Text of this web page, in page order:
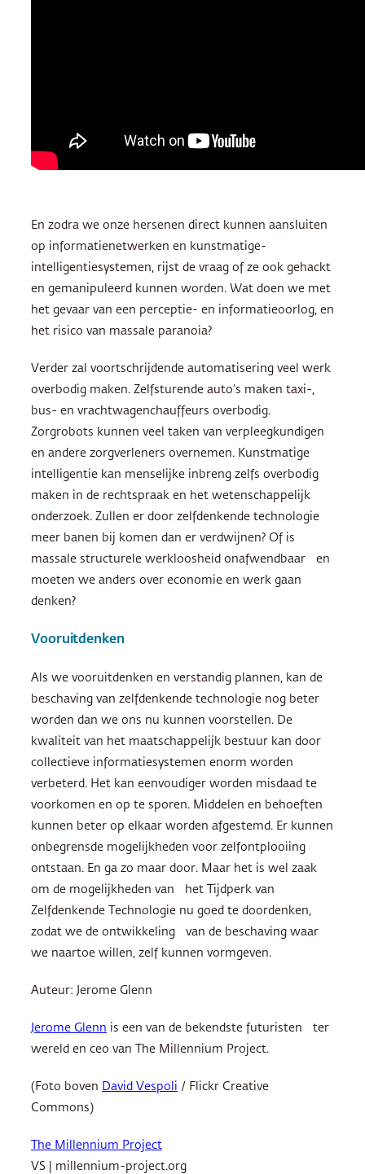
En zodra we onze hersenen direct kunnen aansluiten
op informatienetwerken en kunstmatige-
intelligentiesystemen, rijst de vraag of ze ook gehackt
en gemanipuleerd kunnen worden. Wat doen we met
het gevaar van een perceptie- en informatieoorlog, en
het risico van massale paranoia?
Verder zal voortschrijdende automatisering veel werk
overbodig maken. Zelfsturende auto’s maken taxi-,
bus- en vrachtwagenchauffeurs overbodig.
Zorgrobots kunnen veel taken van verpleegkundigen
en andere zorgverleners overnemen. Kunstmatige
intelligentie kan menselijke inbreng zelfs overbodig
maken in de rechtspraak en het wetenschappelijk
onderzoek. Zullen er door zelfdenkende technologie
meer banen bij komen dan er verdwijnen? Of is
massale structurele werkloosheid onafwendbaar en
moeten we anders over economie en werk gaan
denken?
Vooruitdenken
Als we vooruitdenken en verstandig plannen, kan de
beschaving van zelfdenkende technologie nog beter
worden dan we ons nu kunnen voorstellen. De
kwaliteit van het maatschappelijk bestuur kan door
collectieve informatiesystemen enorm worden
verbeterd. Het kan eenvoudiger worden misdaad te
voorkomen en op te sporen. Middelen en behoeften
kunnen beter op elkaar worden afgestemd. Er kunnen
onbegrensde mogelijkheden voor zelfontplooiing
ontstaan. En ga zo maar door. Maar het is wel zaak
om de mogelijkheden van het Tijdperk van
Zelfdenkende Technologie nu goed te doordenken,
zodat we de ontwikkeling van de beschaving waar
we naartoe willen, zelf kunnen vormgeven.
Auteur: Jerome Glenn
Jerome Glenn is een van de bekendste futuristen ter
wereld en ceo van The Millennium Project.
(Foto boven David Vespoli / Flickr Creative
Commons)
The Millennium Project
VS | millennium-project.org